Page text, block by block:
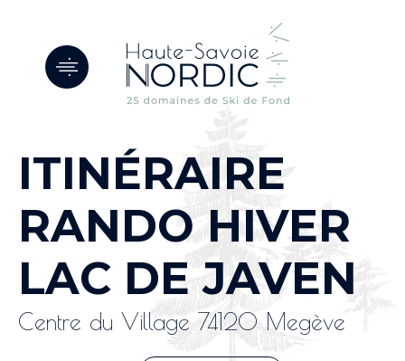
ITINÉRAIRE
RANDO HIVER
LAC DE JAVEN
Centre du Village 74120 Megève